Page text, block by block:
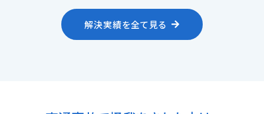
解決実績を全て見る